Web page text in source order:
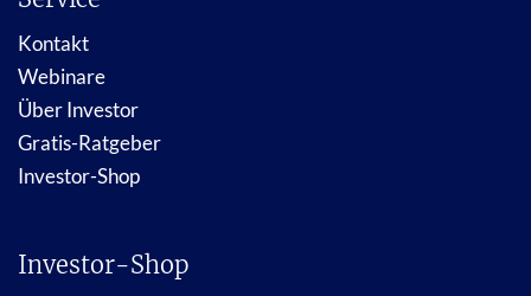
Kontakt
Webinare
Über Investor
Gratis-Ratgeber
Investor-Shop
Investor-Shop